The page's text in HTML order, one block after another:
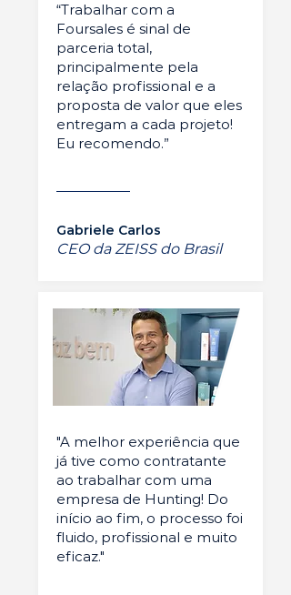
“Trabalhar com a
Foursales é sinal de
parceria total,
principalmente pela
relação profissional e a
proposta de valor que eles
entregam a cada projeto!
Eu recomendo.”
Gabriele Carlos
CEO da ZEISS do Brasil
"A melhor experiência que
já tive como contratante
ao trabalhar com uma
empresa de Hunting! Do
início ao fim, o processo foi
fluido, profissional e muito
eficaz."